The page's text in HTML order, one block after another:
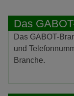
Das
Das GABOT-
und
Branche.